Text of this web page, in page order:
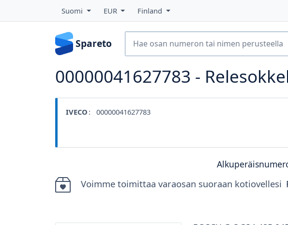
Suomi EUR Finland
Spareto
00000041627783 -
IVECO : 00000041627783
Voimme toimittaa varaosan suoraan kotiovellesi